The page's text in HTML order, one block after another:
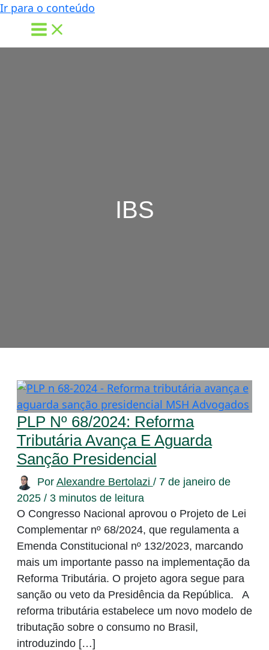
Ir para o conteúdo
IBS
PLP Nº 68/2024: Reforma
Tributária Avança E Aguarda
Sanção Presidencial
Por Alexandre Bertolazi / 7 de janeiro de
2025 / 3 minutos de leitura
O Congresso Nacional aprovou o Projeto de Lei
Complementar nº 68/2024, que regulamenta a
Emenda Constitucional nº 132/2023, marcando
mais um importante passo na implementação da
Reforma Tributária. O projeto agora segue para
sanção ou veto da Presidência da República. A
reforma tributária estabelece um novo modelo de
tributação sobre o consumo no Brasil,
introduzindo […]